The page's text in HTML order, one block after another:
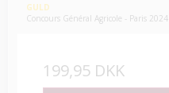
GULD
Concours Général Agricole - Paris 2024
199,95 DKK